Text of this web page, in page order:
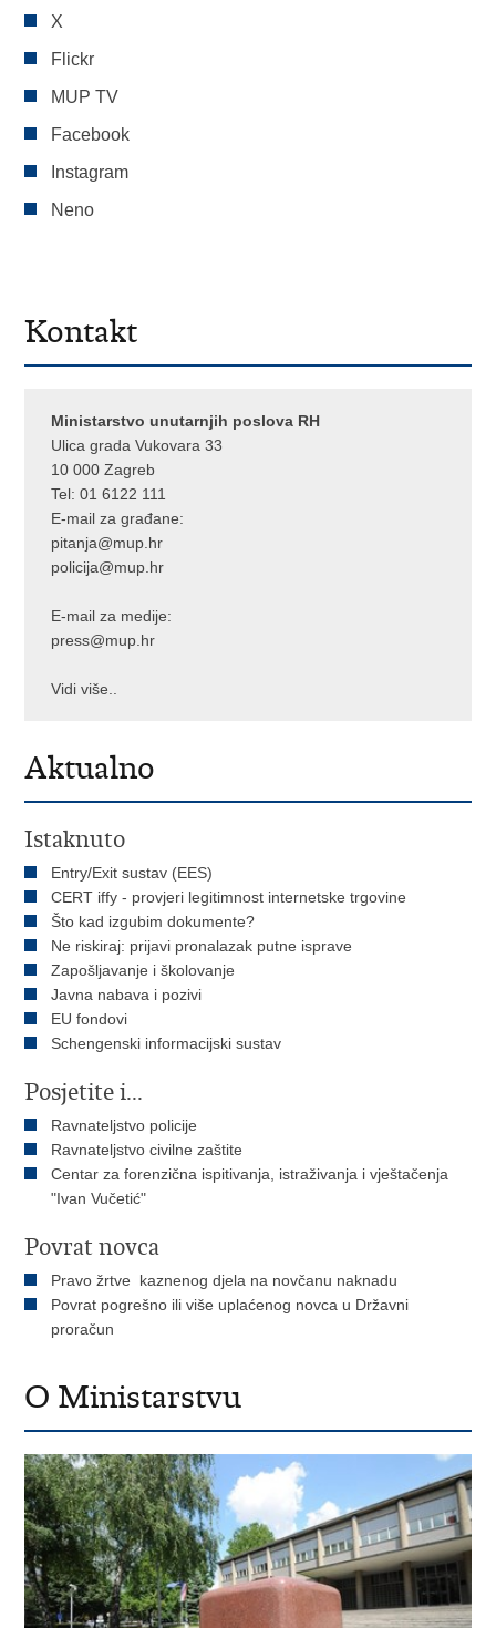
X
Flickr
MUP TV
Facebook
Instagram
Neno
Kontakt
Ministarstvo unutarnjih poslova RH
Ulica grada Vukovara 33
10 000 Zagreb
Tel:01 6122 111
E-mail za građane:
pitanja@mup.hr
policija@mup.hr
E-mail za medije:
press@mup.hr
Vidi više..
Aktualno
Istaknuto
Entry/Exit sustav (EES)
CERT iffy - provjeri legitimnost internetske trgovine
Što kad izgubim dokumente?
Ne riskiraj: prijavi pronalazak putne isprave
Zapošljavanje i školovanje
Javna nabava i pozivi
EU fondovi
Schengenski informacijski sustav
Posjetite i...
Ravnateljstvo policije
Ravnateljstvo civilne zaštite
Centar za forenzična ispitivanja, istraživanja i vještačenja
"Ivan Vučetić"
Povrat novca
Pravo žrtve kaznenog djela na novčanu naknadu
Povrat pogrešno ili više uplaćenog novca u Državni
proračun
O Ministarstvu